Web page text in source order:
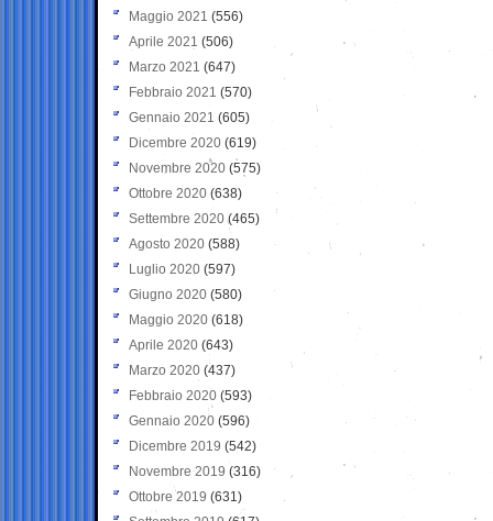
Maggio 2021 (556)
Aprile 2021 (506)
Marzo 2021 (647)
Febbraio 2021 (570)
Gennaio 2021 (605)
Dicembre 2020 (619)
Novembre 2020 (575)
Ottobre 2020 (638)
Settembre 2020(465)
Agosto 2020 (588)
Luglio 2020 (597)
Giugno 2020 (580)
Maggio 2020 (618)
Aprile 2020 (643)
Marzo 2020 (437)
Febbraio 2020 (593)
Gennaio 2020 (596)
Dicembre 2019 (542)
Novembre 2019 (316)
Ottobre 2019 (631)